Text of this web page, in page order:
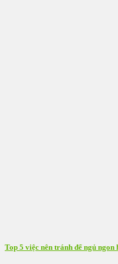
Top 5 việc nên tránh để ngủ ngon